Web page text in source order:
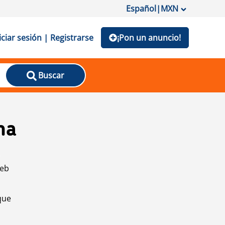
Español|MXN
sesión | Registrarse ¡Pon un anuncio!
Buscar